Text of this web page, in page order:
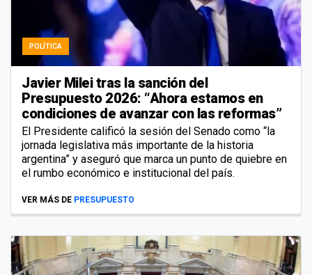
POLÍTICA
Javier Milei tras la sanción del
Presupuesto 2026: “Ahora estamos en
condiciones de avanzar con las reformas”
El Presidente calificó la sesión del Senado como “la
jornada legislativa más importante de la historia
argentina” y aseguró que marca un punto de quiebre en
el rumbo económico e institucional del país.
VER MÁS DE PRESUPUESTO